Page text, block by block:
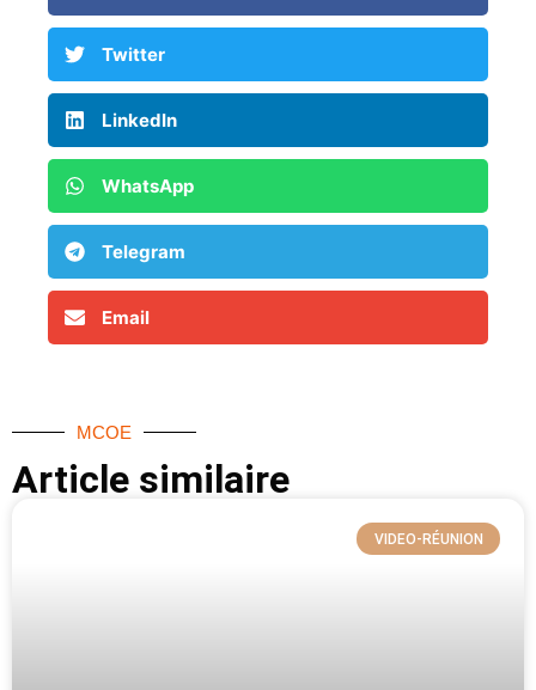
Twitter
LinkedIn
WhatsApp
Telegram
Email
MCOE
Article similaire​
VIDEO-RÉUNION